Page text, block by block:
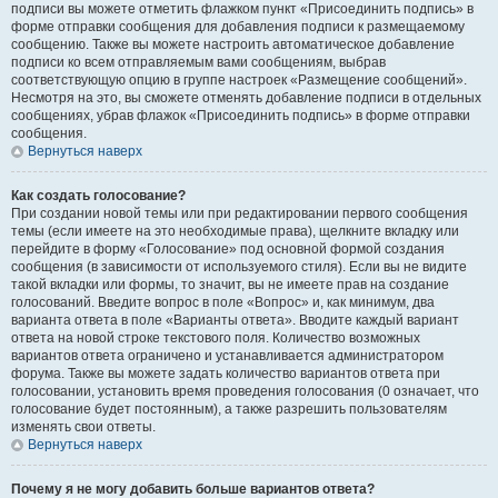
подписи вы можете отметить флажком пункт «Присоединить подпись» в
форме отправки сообщения для добавления подписи к размещаемому
сообщению. Также вы можете настроить автоматическое добавление
подписи ко всем отправляемым вами сообщениям, выбрав
соответствующую опцию в группе настроек «Размещение сообщений».
Несмотря на это, вы сможете отменять добавление подписи в отдельных
сообщениях, убрав флажок «Присоединить подпись» в форме отправки
сообщения.
Вернуться наверх
Как создать голосование?
При создании новой темы или при редактировании первого сообщения
темы (если имеете на это необходимые права), щелкните вкладку или
перейдите в форму «Голосование» под основной формой создания
сообщения (в зависимости от используемого стиля). Если вы не видите
такой вкладки или формы, то значит, вы не имеете прав на создание
голосований. Введите вопрос в поле «Вопрос» и, как минимум, два
варианта ответа в поле «Варианты ответа». Вводите каждый вариант
ответа на новой строке текстового поля. Количество возможных
вариантов ответа ограничено и устанавливается администратором
форума. Также вы можете задать количество вариантов ответа при
голосовании, установить время проведения голосования (0 означает, что
голосование будет постоянным), а также разрешить пользователям
изменять свои ответы.
Вернуться наверх
Почему я не могу добавить больше вариантов ответа?